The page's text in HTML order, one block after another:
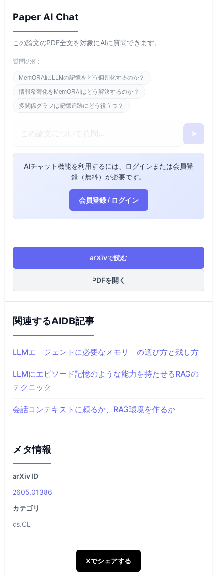
Paper AI Chat
この論文のPDF全文を対象にAIに質問できます。
質問の例:
MemORAIはLLMの記憶をどう個別化するのか？
情報希薄化をMemORAIはどう解決するのか？
多関係グラフは記憶追跡にどう役立つ？
➤
AIチャット機能を利用するには、ログインまたは会員登
録（無料）が必要です。
会員登録 / ログイン
arXivで読む
PDFを開く
関連するAIDB記事
LLMエージェントに必要なメモリーの選び方と残し方
LLMにエピソード記憶のような能力を持たせるRAGの
テクニック
会話コンテキストに頼るか、RAG環境を作るか
メタ情報
arXiv ID
2605.01386
カテゴリ
cs.CL
Xでシェアする